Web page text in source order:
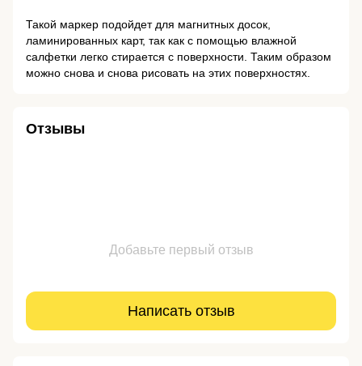
Такой маркер подойдет для магнитных досок,
ламинированных карт, так как с помощью влажной
салфетки легко стирается с поверхности. Таким образом
можно снова и снова рисовать на этих поверхностях.
Отзывы
Добавьте первый отзыв
Написать отзыв